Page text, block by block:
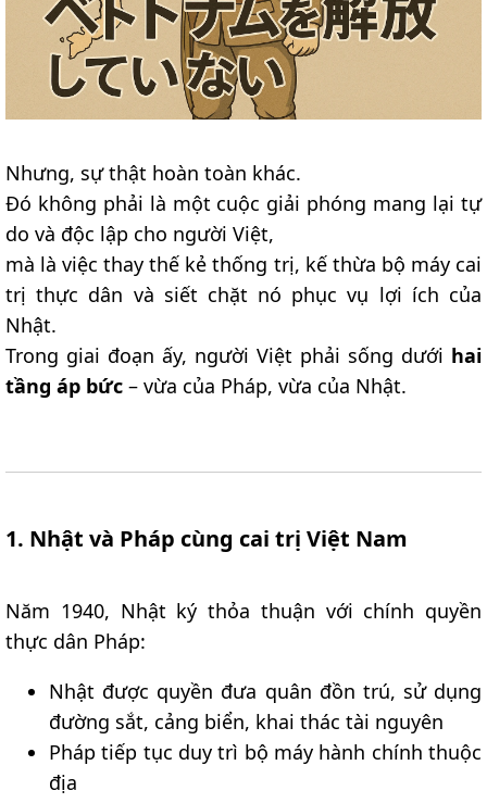
Nhưng, sự thật hoàn toàn khác.
Đó không phải là một cuộc giải phóng mang lại tự
do và độc lập cho người Việt,
mà là việc thay thế kẻ thống trị, kế thừa bộ máy cai
trị thực dân và siết chặt nó phục vụ lợi ích của
Nhật.
Trong giai đoạn ấy, người Việt phải sống dưới hai
tầng áp bức – vừa của Pháp, vừa của Nhật.
1. Nhật và Pháp cùng cai trị Việt Nam
Năm 1940, Nhật ký thỏa thuận với chính quyền
thực dân Pháp:
Nhật được quyền đưa quân đồn trú, sử dụng
đường sắt, cảng biển, khai thác tài nguyên
Pháp tiếp tục duy trì bộ máy hành chính thuộc
địa